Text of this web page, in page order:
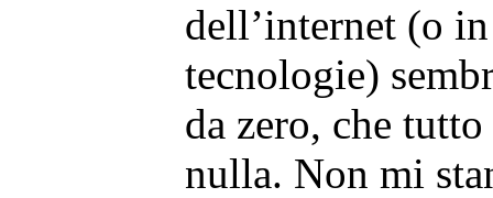
dell’internet (o
tecnologie)
da zero, che
nulla. Non mi